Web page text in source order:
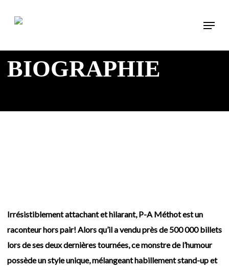
content
Menu
BIOGRAPHIE
Irrésistiblement attachant et hilarant, P-A Méthot est un
raconteur hors pair! Alors qu’il a vendu près de 500 000 billets
lors de ses deux dernières tournées, ce monstre de l’humour
possède un style unique, mélangeant habillement stand-up et